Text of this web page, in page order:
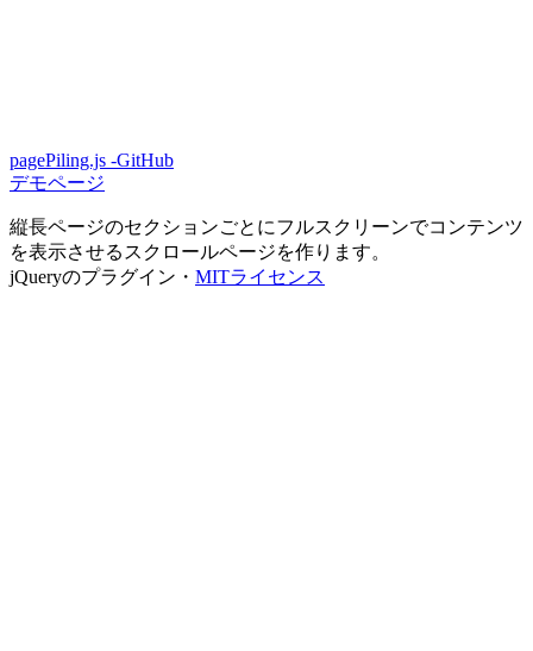
pagePiling.js -GitHub
デモページ
縦長ページのセクションごとにフルスクリーンでコンテンツ
を表示させるスクロールページを作ります。
jQueryのプラグイン・ MITライセンス